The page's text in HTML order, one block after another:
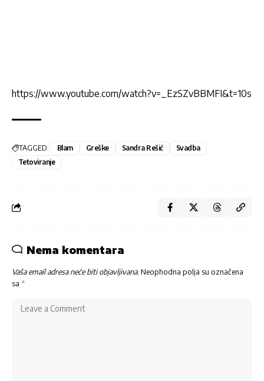
https://www.youtube.com/watch?v=_EzSZvBBMFI&t=10s
TAGGED: Blam Greške Sandra Rešić
Svadba
Tetoviranje
Nema komentara
Vaša email adresa neće biti objavljivana. Neophodna polja su označena
sa *